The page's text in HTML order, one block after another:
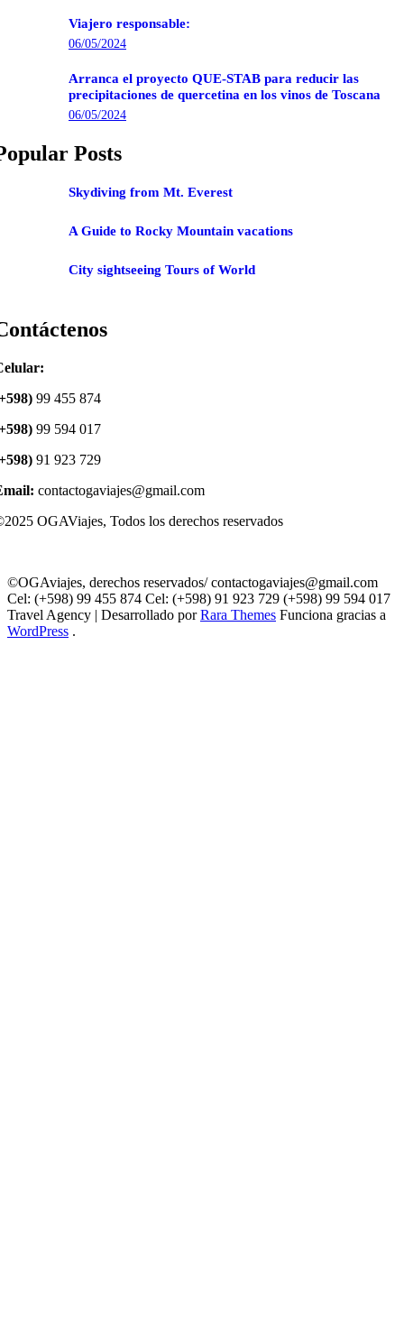
Viajero responsable:
06/05/2024
Arranca el proyecto QUE-STAB para reducir las
precipitaciones de quercetina en los vinos de Toscana
06/05/2024
Posts
Skydiving from Mt. Everest
A Guide to Rocky Mountain vacations
City sightseeing Tours of World
99 455 874
99 594 017
91 923 729
contactogaviajes@gmail.com
OGAViajes, Todos los derechos reservados
©OGAviajes, derechos reservados/ contactogaviajes@gmail.com
Cel: (+598) 99 455 874 Cel: (+598) 91 923 729 (+598) 99 594 017
Travel Agency | Desarrollado porRara Themes Funciona gracias a
WordPress .